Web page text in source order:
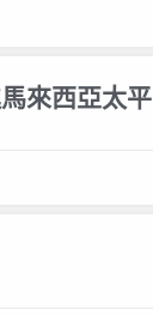
來西亞太平